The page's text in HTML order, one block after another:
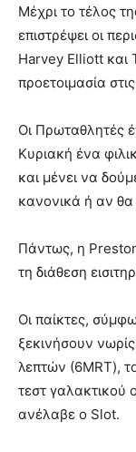
Μέχρι το τέλος
επιστρέψει οι
Harvey Elliott και
προετοιμασία
Οι Πρωταθλητές
Κυριακή ένα
και μένει να
κανονικά ή αν θα
Πάντως, η
τη διάθεση
Οι παίκτες,
ξεκινήσουν
λεπτών (6MRT),
τεστ γαλακτικού
ανέλαβε ο Slot.